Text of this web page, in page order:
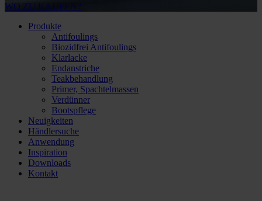
WO ZU KAUFEN?
Produkte
Antifoulings
Biozidfrei Antifoulings
Klarlacke
Endanstriche
Teakbehandlung
Primer, Spachtelmassen
Verdünner
Bootspflege
Neuigkeiten
Händlersuche
Anwendung
Inspiration
Downloads
Kontakt